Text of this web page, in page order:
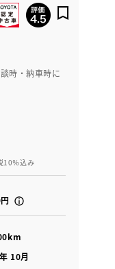
時・納車時に
10％込み
10月